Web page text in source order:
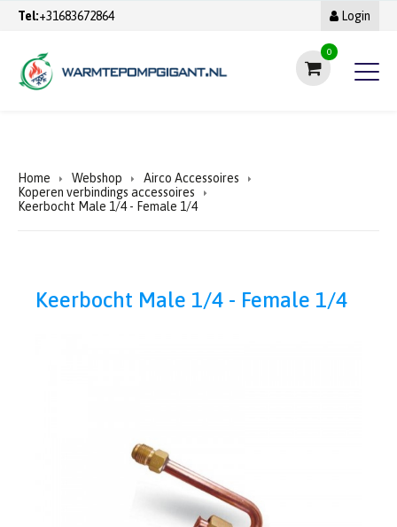
Tel:+31683672864 Login
0
Home Webshop
Airco Accessoires
Koperen verbindings accessoires
Keerbocht Male 1/4 - Female 1/4
Keerbocht Male 1/4 - Female 1/4